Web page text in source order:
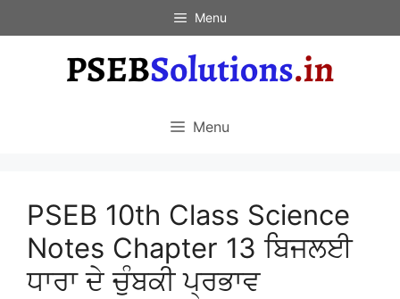
to
Menu
Menu
PSEB 10th Class Science
Notes Chapter 13 ਬਿਜਲਈ
ਧਾਰਾ ਦੇ ਚੁੰਬਕੀ ਪ੍ਰਭਾਵ